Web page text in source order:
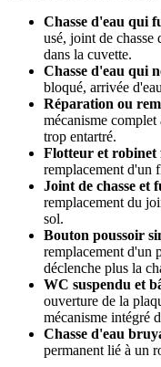
Chasse d'eau qui
usé, joint de chasse
dans la cuvette.
Chasse d'eau qui
bloqué, arrivée
Réparation ou
mécanisme complet
trop entartré.
Flotteur et robinet
remplacement d'un
Joint de chasse et
remplacement du
sol.
Bouton poussoir
remplacement d'un
déclenche plus la
WC suspendu et
ouverture de la
mécanisme intégré
Chasse d'eau
permanent lié à un